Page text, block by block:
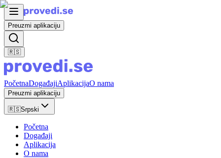
Preuzmi aplikaciju
🇷🇸
PočetnaDogađajiAplikacijaO nama
Preuzmi aplikaciju
🇷🇸Srpski
Početna
Događaji
Aplikacija
O nama